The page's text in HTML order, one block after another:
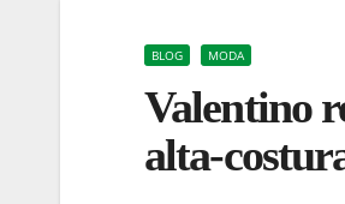
BLOG MODA
Valentino
alta-